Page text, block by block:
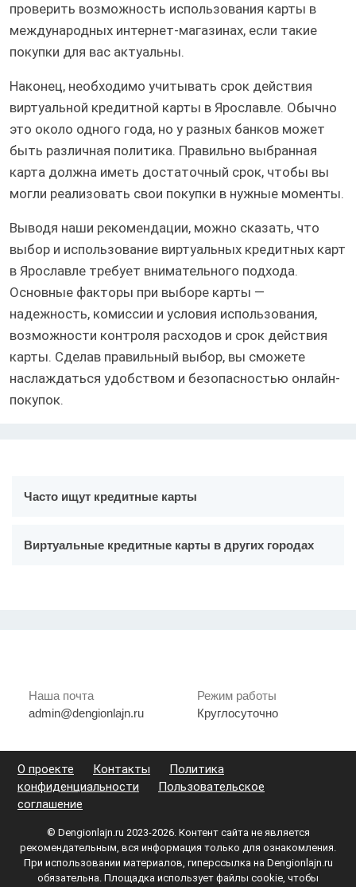
проверить возможность использования карты в
международных интернет-магазинах, если такие
покупки для вас актуальны.
Наконец, необходимо учитывать срок действия
виртуальной кредитной карты в Ярославле. Обычно
это около одного года, но у разных банков может
быть различная политика. Правильно выбранная
карта должна иметь достаточный срок, чтобы вы
могли реализовать свои покупки в нужные моменты.
Выводя наши рекомендации, можно сказать, что
выбор и использование виртуальных кредитных карт
в Ярославле требует внимательного подхода.
Основные факторы при выборе карты —
надежность, комиссии и условия использования,
возможности контроля расходов и срок действия
карты. Сделав правильный выбор, вы сможете
наслаждаться удобством и безопасностью онлайн-
покупок.
Часто ищут кредитные карты
Виртуальные кредитные карты в других городах
Наша почта
admin@dengionlajn.ru
Режим работы
Круглосуточно
О проекте Контакты
Политика
конфиденциальности
Пользовательское
соглашение
© Dengionlajn.ru 2023-2026. Контент сайта не является
рекомендательным, вся информация только для ознакомления.
При использовании материалов, гиперссылка на Dengionlajn.ru
обязательна. Площадка использует файлы cookie, чтобы